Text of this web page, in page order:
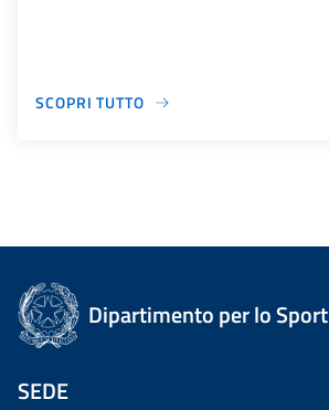
SCOPRI TUTTO
Dipartimento per lo Sport
SEDE